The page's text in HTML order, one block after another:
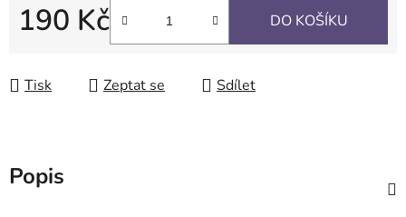
190 Kč DO KOŠÍKU
Tisk Zeptat se Sdílet
Popis